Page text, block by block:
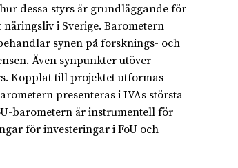
dessa styrs är grundläggande för
i Sverige. Barometern
synen på forsknings- och
Även synpunkter utöver
Kopplat till projektet utformas
presenteras i IVAs största
barometern är instrumentell för
för investeringar i FoU och